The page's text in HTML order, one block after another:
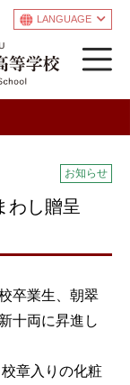
LANGUAGE
お知らせ
わし贈呈
卒業生、朝翠
十両に昇進し
章入りの化粧